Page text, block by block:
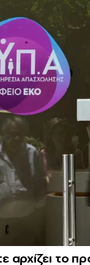
αρχίζει το